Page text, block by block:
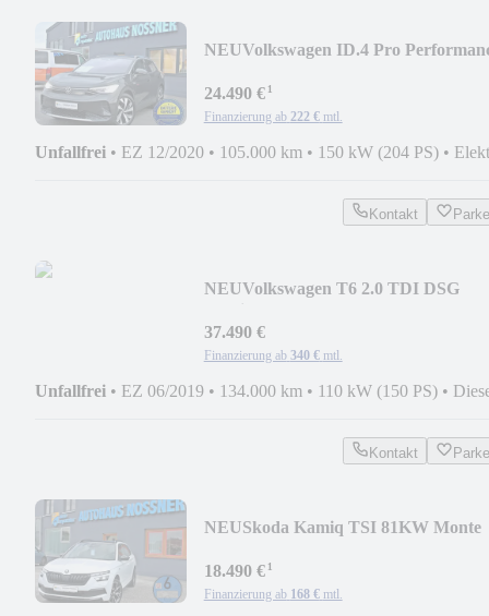
NEUVolkswagen ID.4 Pro
24.490 €¹
Finanzierung ab 222 € mtl.
Unfallfrei • EZ 12/2020 • 105.000 km • 150 kW (204 PS) •
Kontakt
NEUVolkswagen T6 2.0 TDI DSG
37.490 €
Finanzierung ab 340 € mtl.
Unfallfrei • EZ 06/2019 • 134.000 km • 110 kW (150 PS) •
Kontakt
NEUSkoda Kamiq TSI 81KW Monte
18.490 €¹
Finanzierung ab 168 € mtl.